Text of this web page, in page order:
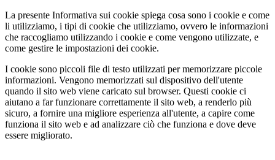
La presente Informativa sui cookie spiega cosa sono i cookie e come
li utilizziamo, i tipi di cookie che utilizziamo, ovvero le informazioni
che raccogliamo utilizzando i cookie e come vengono utilizzate, e
come gestire le impostazioni dei cookie.
I cookie sono piccoli file di testo utilizzati per memorizzare piccole
informazioni. Vengono memorizzati sul dispositivo dell'utente
quando il sito web viene caricato sul browser. Questi cookie ci
aiutano a far funzionare correttamente il sito web, a renderlo più
sicuro, a fornire una migliore esperienza all'utente, a capire come
funziona il sito web e ad analizzare ciò che funziona e dove deve
essere migliorato.